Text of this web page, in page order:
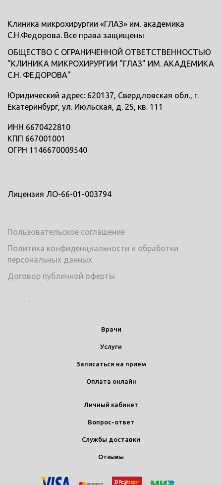
Клиника микрохирургии «ГЛАЗ» им. академика
С.Н.Федорова. Все права защищены
ОБЩЕСТВО С ОГРАНИЧЕННОЙ ОТВЕТСТВЕННОСТЬЮ
"КЛИНИКА МИКРОХИРУРГИИ "ГЛАЗ" ИМ. АКАДЕМИКА
С.Н. ФЕДОРОВА"
Юридический адрес: 620137, Свердловская обл., г.
Екатеринбург, ул. Июльская, д. 25, кв. 111
ИНН 6670422810
КПП 667001001
ОГРН 1146670009540
Лицензия ЛО-66-01-003794
Пользовательское соглашение
Политика конфиденциальности и обработки
персональных данных
Договор публичной оферты
Врачи
Услуги
Записаться на прием
Оплата онлайн
Личный кабинет
Вопрос-ответ
Службы доставки
Отзывы